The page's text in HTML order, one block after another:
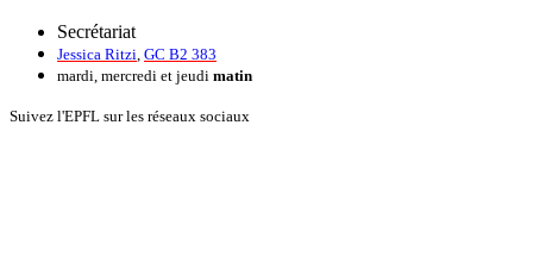
Secrétariat
Jessica Ritzi GC B2 383
mardi, mercredi et jeudi matin
Suivez l'EPFL sur les réseaux sociaux